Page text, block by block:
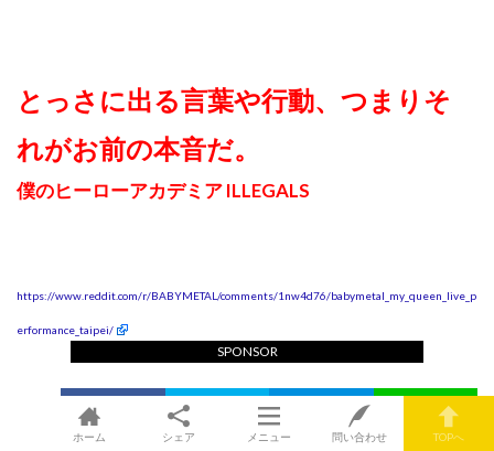
とっさに出る言葉や行動、つまりそ
れがお前の本音だ。
僕のヒーローアカデミア ILLEGALS
https://www.reddit.com/r/BABYMETAL/comments/1nw4d76/babymetal_my_queen_live_p
erformance_taipei/
SPONSOR
ホーム シェア メニュー 問い合わせ TOPへ